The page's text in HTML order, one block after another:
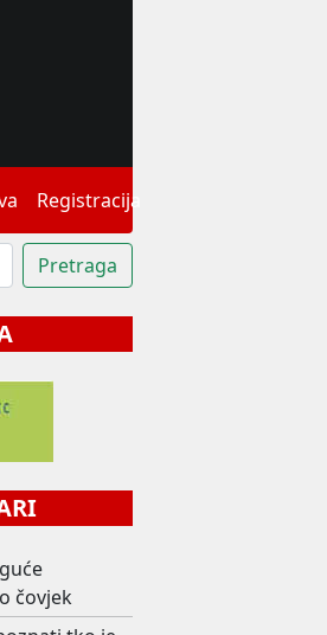
Registracija
čovjek